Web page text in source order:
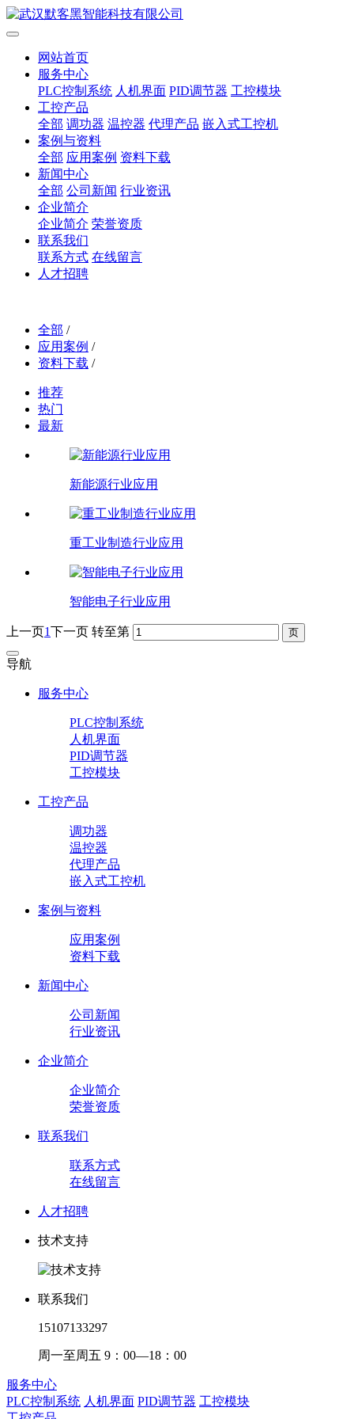
网站首页
服务中心
PLC控制系统 人机界面 PID调节器 工控模块
工控产品
全部 调功器 温控器 代理产品 嵌入式工控机
案例与资料
全部 应用案例 资料下载
新闻中心
全部 公司新闻 行业资讯
企业简介
企业简介 荣誉资质
联系我们
联系方式 在线留言
人才招聘
全部 /
应用案例 /
资料下载 /
推荐
热门
最新
新能源行业应用
重工业制造行业应用
智能电子行业应用
上一页1下一页 转至第
导航
服务中心
PLC控制系统
人机界面
PID调节器
工控模块
工控产品
调功器
温控器
代理产品
嵌入式工控机
案例与资料
应用案例
资料下载
新闻中心
公司新闻
行业资讯
企业简介
企业简介
荣誉资质
联系我们
联系方式
在线留言
人才招聘
技术支持
联系我们
15107133297
周一至周五 9：00—18：00
服务中心
PLC控制系统 人机界面 PID调节器 工控模块